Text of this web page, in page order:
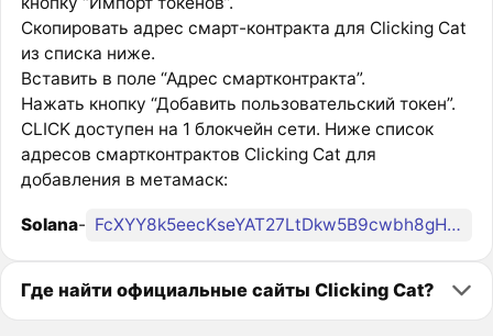
Скопировать адрес смарт-контракта для Clicking Cat
из списка ниже.
Вставить в поле “Адрес смартконтракта”.
Нажать кнопку “Добавить пользовательский токен”.
CLICK доступен на 1 блокчейн сети. Ниже список
адресов смартконтрактов Clicking Cat для
добавления в метамаск:
Solana- FcXYY8k5eecKseYAT27LtDkw5B9cwbh8gHrEPmg7pump
Где найти официальные сайты Clicking Cat?